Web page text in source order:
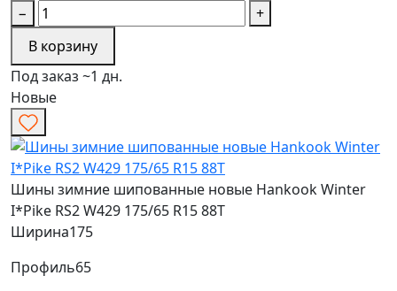
−
+
В корзину
Под заказ ~1 дн.
Новые
Шины зимние шипованные новые Hankook Winter
I*Pike RS2 W429 175/65 R15 88T
Ширина175
Профиль65